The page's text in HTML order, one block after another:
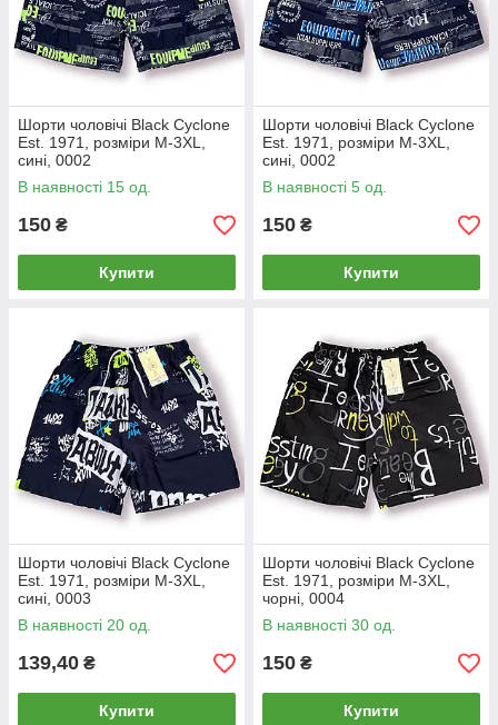
Шорти чоловічі Black Cyclone
Est. 1971, розміри M-3XL,
сині, 0002
В наявності 15 од.
150 ₴
Купити
Шорти чоловічі Black Cyclone
Est. 1971, розміри M-3XL,
сині, 0002
В наявності 5 од.
150 ₴
Купити
Шорти чоловічі Black Cyclone
Est. 1971, розміри M-3XL,
сині, 0003
В наявності 20 од.
139,40 ₴
Купити
Шорти чоловічі Black Cyclone
Est. 1971, розміри M-3XL,
чорні, 0004
В наявності 30 од.
150 ₴
Купити